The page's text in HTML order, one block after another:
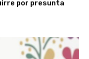
por presunta